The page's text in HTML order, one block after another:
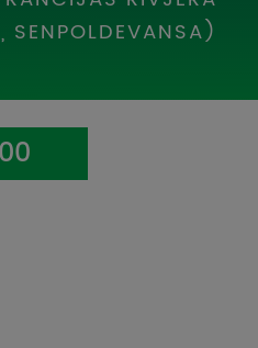
KLIENTA LĪGUMS,